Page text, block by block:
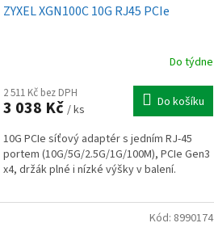
ZYXEL XGN100C 10G RJ45 PCIe
Do týdne
2 511 Kč bez DPH
3 038 Kč / ks Do košíku
10G PCIe síťový adaptér s jedním RJ-45
portem (10G/5G/2.5G/1G/100M), PCIe Gen3
x4, držák plné i nízké výšky v balení.
Kód: 8990174